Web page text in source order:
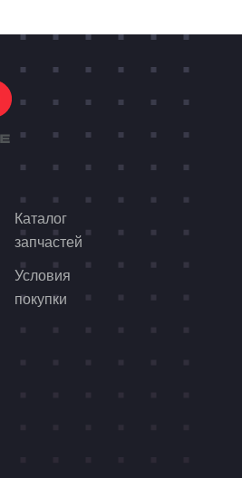
Каталог
запчастей
Условия
покупки